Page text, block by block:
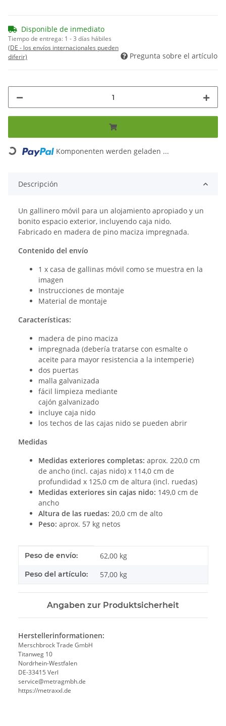
Disponible de inmediato
Tiempo de entrega: 1 - 3 días hábiles
(DE - los envíos internacionales pueden
diferir)
Pregunta sobre el artículo
Loading... Komponenten werden geladen ...
Descripción
Un gallinero móvil para un alojamiento apropiado y un
bonito espacio exterior, incluyendo caja nido.
Fabricado en madera de pino maciza impregnada.
Contenido del envío
1 x casa de gallinas móvil como se muestra en la
imagen
Instrucciones de montaje
Material de montaje
Características:
madera de pino maciza
impregnada (debería tratarse con esmalte o
aceite para mayor resistencia a la intemperie)
dos puertas
malla galvanizada
fácil limpieza mediante
cajón galvanizado
incluye caja nido
los techos de las cajas nido se pueden abrir
Medidas
Medidas exteriores completas: aprox. 220,0 cm
de ancho (incl. cajas nido) x 114,0 cm de
profundidad x 125,0 cm de altura (incl. ruedas)
Medidas exteriores sin cajas nido: 149,0 cm de
ancho
Altura de las ruedas: 20,0 cm de alto
Peso: aprox. 57 kg netos
#productDetails.itemInformation#
#productDetails.itemValue#
Peso de envío: 62,00 kg
Peso del artículo: 57,00 kg
Angaben zur Produktsicherheit
Herstellerinformationen:
Merschbrock Trade GmbH
Titanweg 10
Nordrhein-Westfalen
DE-33415 Verl
service@metragmbh.de
https://metraxxl.de